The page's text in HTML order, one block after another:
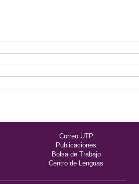
Correo UTP
Publicaciones
Bolsa de Trabajo
Centro de Lenguas